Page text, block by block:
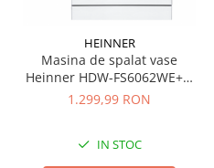
HEINNER
Masina de spalat vase
Heinner HDW-FS6062WE++,
12 Seturi, 6 programe,
1.299,99 RON
IN STOC